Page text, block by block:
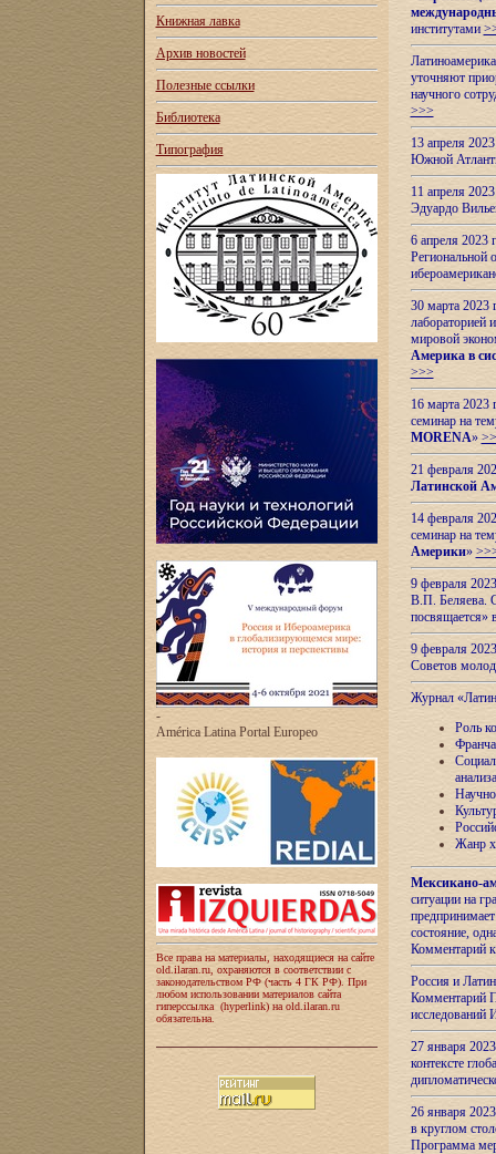
Книжная лавка
Архив новостей
Полезные ссылки
Библиотека
Типография
-
América Latina Portal Europeo
Все права на материалы, находящиеся на сайте
old.ilaran.ru, охраняются в соответствии с
законодательством РФ (часть 4 ГК РФ). При
любом использовании материалов сайта
гиперссылка (hyperlink) на old.ilaran.ru
обязательна.
институтами
уточняют
научного
>>>
13 апреля
Южной
11 апреля
Эдуардо
6 апреля
Региональной
30 марта 2023
лабораторией
мировой
Америка в
>>>
16 марта 2023
семинар на
MORENA»
21 февраля
Латинской
14 февраля
семинар на
Америки»
9 февраля
В.П. Беляева.
посвящается»
9 февраля
Советов
Журнал
Роль
анализа
Жанр
Мексикано-
ситуации на
состояние,
Комментарий
Россия и
Комментарий
27 января
контексте
26 января
в круглом
Программа